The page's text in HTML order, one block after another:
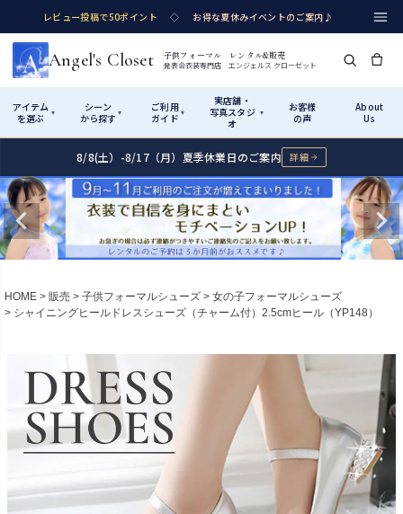
レビュー投稿で50ポイント ◇ お得な夏休みイベントのご案内♪
Angel's Closet 子供フォーマル レンタル&販売
発表会衣装専門店 エンジェルス クローゼット
アイテム
を選ぶ
▾
シーン
から探す ▾
ご利用
ガイド ▾
実店舗・
写真スタジ
オ
▾
お客様
の声
About
Us
Shop by Category アイテムから探す
カテゴリ詳細→ サイズで選ぶ→
Rentalレンタル
女の子ドレス 男の子スーツ
七五三着物 シューズ
小物・アクセ
Shop by Occasion シーンから探す
性別・サイズで絞り込む→
Season Best
Recital & Concours
発表会・コンクール
舞台で輝くステージ衣装
Wedding
結婚式
フラワーガール・リングボーイ・ゲ
スト
How It Works ご利用ガイド
Startはじめに
01
レンタル・販売の入口
測り方と目安
Angel's Closetについて
創業2003年からの想い
Rentalレンタル
04 レンタルのご案内
Visit Us 実店舗・写真スタジオ
実店舗 つくば店
8/8(土）-8/17（月）夏季休業日のご案内 詳細
HOME 販売 子供フォーマルシューズ
女の子フォーマルシューズ
シャイニングヒールドレスシューズ（チャーム付）2.5cmヒール（YP148）